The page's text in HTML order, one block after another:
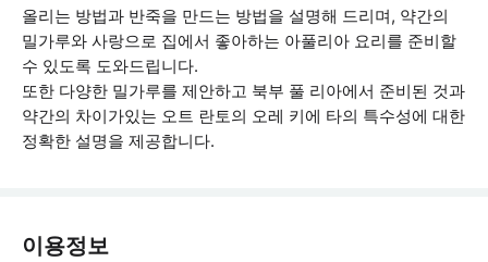
올리는 방법과 반죽을 만드는 방법을 설명해 드리며, 약간의
밀가루와 사랑으로 집에서 좋아하는 아풀리아 요리를 준비할
수 있도록 도와드립니다.
또한 다양한 밀가루를 제안하고 북부 풀 리아에서 준비된 것과
약간의 차이가있는 오트 란토의 오레 키에 타의 특수성에 대한
정확한 설명을 제공합니다.
이용정보